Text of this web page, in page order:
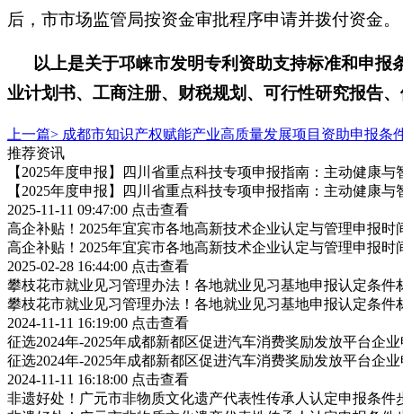
后，市市场监管局按资金审批程序申请并拨付资金。
以上是关于邛崃市发明专利资助支持标准和申报
业计划书、工商注册、财税规划、可行性研究报告
上一篇> 成都市知识产权赋能产业高质量发展项目资助申报条
推荐资讯
【2025年度申报】四川省重点科技专项申报指南：主动健康与
【2025年度申报】四川省重点科技专项申报指南：主动健康与
2025-11-11 09:47:00 点击查看
高企补贴！2025年宜宾市各地高新技术企业认定与管理申报
高企补贴！2025年宜宾市各地高新技术企业认定与管理申报
2025-02-28 16:44:00 点击查看
攀枝花市就业见习管理办法！各地就业见习基地申报认定条件
攀枝花市就业见习管理办法！各地就业见习基地申报认定条件
2024-11-11 16:19:00 点击查看
征选2024年-2025年成都新都区促进汽车消费奖励发放平台企
征选2024年-2025年成都新都区促进汽车消费奖励发放平台企
2024-11-11 16:18:00 点击查看
非遗好处！广元市非物质文化遗产代表性传承人认定申报条件